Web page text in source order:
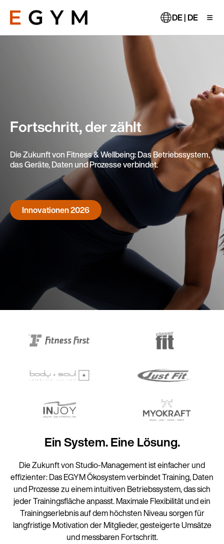
zum
Inhalt DE | DE
Fortschritt, der zählt
Die Zukunft von Fitness & Wellbeing: Das Betriebssystem,
das Geräte, Daten und Prozesse verbindet.
Innovationen 2026
Ein System. Eine Lösung.
Die Zukunft von Studio-Management ist einfacher und
effizienter: Das EGYM Ökosystem verbindet Training, Daten
und Prozesse zu einem intuitiven Betriebssystem, das sich
jeder Trainingsfläche anpasst. Maximale Flexibilität und ein
Trainingserlebnis auf dem höchsten Niveau sorgen für
langfristige Motivation der Mitglieder, gesteigerte Umsätze
und messbaren Fortschritt.